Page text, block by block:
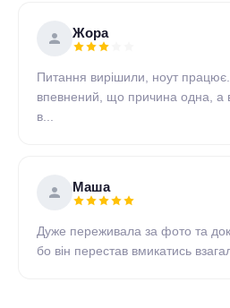
Жора
Питання вирішили, ноут
впевнений, що причина одна, а
в...
Маша
Дуже переживала за фото та
бо він перестав вмикатись